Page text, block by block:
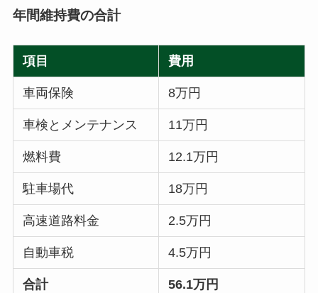
年間維持費の合計
項目 費用
車両保険 8万円
車検とメンテナンス 11万円
燃料費 12.1万円
駐車場代 18万円
高速道路料金 2.5万円
自動車税 4.5万円
合計 56.1万円